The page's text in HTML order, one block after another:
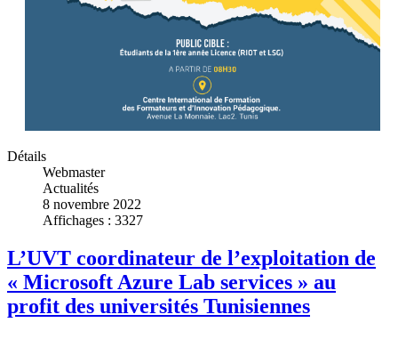
Détails
Webmaster
Actualités
8 novembre 2022
Affichages : 3327
L’UVT coordinateur de l’exploitation de
« Microsoft Azure Lab services » au
profit des universités Tunisiennes